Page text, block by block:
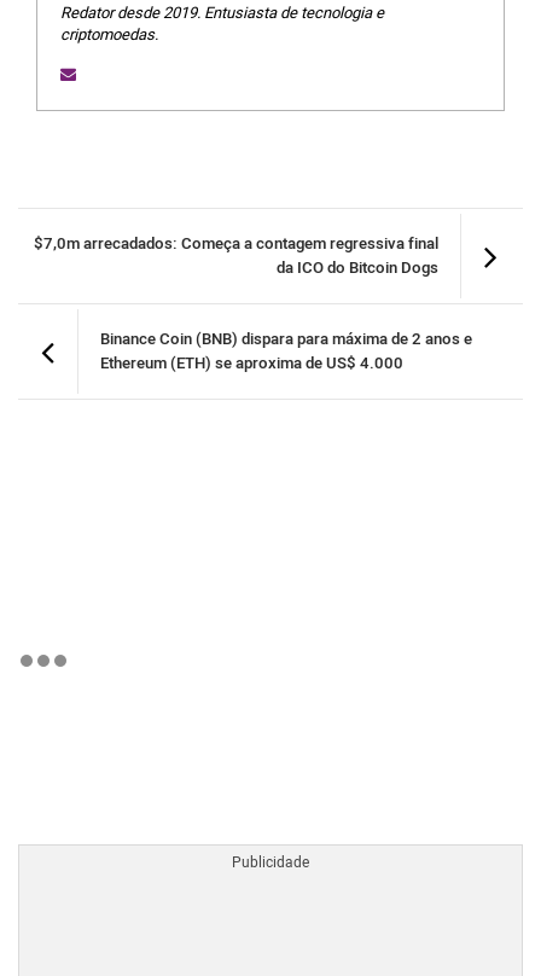
Redator desde 2019. Entusiasta de tecnologia e
criptomoedas.
$7,0m arrecadados: Começa a contagem regressiva final
da ICO do Bitcoin Dogs
Binance Coin (BNB) dispara para máxima de 2 anos e
Ethereum (ETH) se aproxima de US$ 4.000